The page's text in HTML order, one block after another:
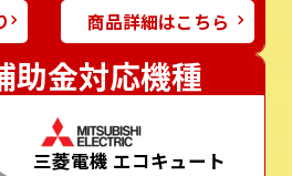
商品詳細はこちら
助金対応機種
三菱電機 エコキュート